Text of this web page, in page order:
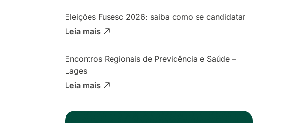
Eleições Fusesc 2026: saiba como se candidatar
Leia mais
Encontros Regionais de Previdência e Saúde –
Lages
Leia mais